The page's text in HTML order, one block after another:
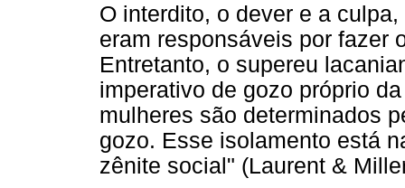
O interdito, o dever e a
eram responsáveis por fazer
Entretanto, o supereu
imperativo de gozo próprio
mulheres são determinados
gozo. Esse isolamento está
zênite social" (Laurent &